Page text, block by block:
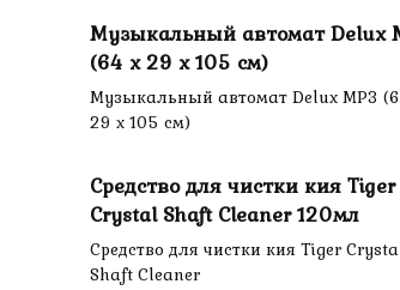
Музыкальный автомат Delux
(64 х 29 х 105 см)
Музыкальный автомат Delux MP3
29 х 105 см)
Средство для чистки кия Tiger
Crystal Shaft Cleaner 120мл
Средство для чистки кия Tiger
Shaft Cleaner